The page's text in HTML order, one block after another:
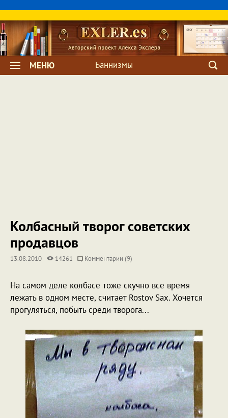
МЕНЮ Баннизмы
Колбасный творог советских
продавцов
13.08.2010 14261 Комментарии (9)
На самом деле колбасе тоже скучно все время
лежать в одном месте, считает Rostov Sax. Хочется
прогуляться, побыть среди творога...